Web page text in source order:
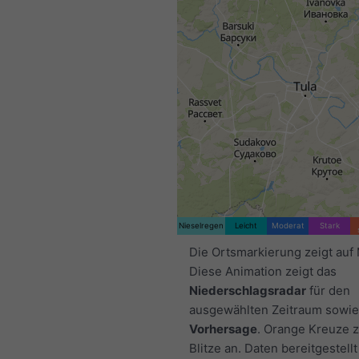
Nieselregen Leicht Moderat Stark
Die Ortsmarkierung zeigt auf
Diese Animation zeigt das
Niederschlagsradar für den
ausgewählten Zeitraum
Vorhersage. Orange Kreuze
Blitze an. Daten